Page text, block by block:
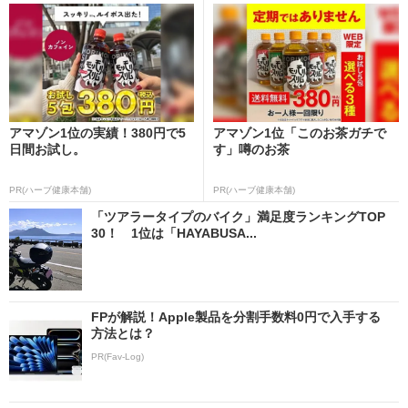
アマゾン1位の実績！380円で5
日間お試し。
PR(ハーブ健康本舗)
アマゾン1位「このお茶ガチで
す」噂のお茶
PR(ハーブ健康本舗)
「ツアラータイプのバイク」満足度ランキングTOP
30！ 1位は「HAYABUSA...
FPが解説！Apple製品を分割手数料0円で入手する
方法とは？
PR(Fav-Log)